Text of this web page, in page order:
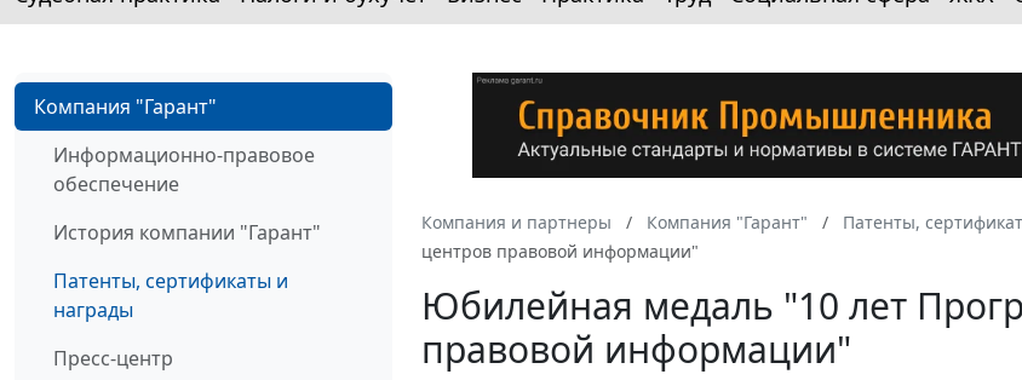
Компания "Гарант"
Информационно-правовое
обеспечение
История компании "Гарант"
Патенты, сертификаты и
награды
Пресс-центр
Компания и партнеры Компания "Гарант" Патенты,
центров правовой информации"
Юбилейная медаль "10 лет
правовой информации"